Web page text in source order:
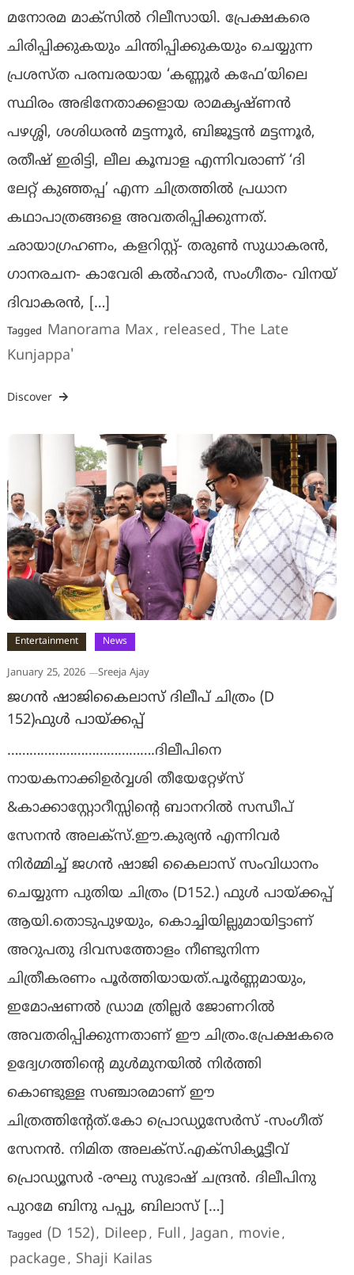
മനോരമ മാക്‌സില്‍ റിലീസായി. പ്രേക്ഷകരെ
ചിരിപ്പിക്കുകയും ചിന്തിപ്പിക്കുകയും ചെയ്യുന്ന
പ്രശസ്ത പരമ്പരയായ ‘കണ്ണൂര്‍ കഫേ’യിലെ
സ്ഥിരം അഭിനേതാക്കളായ രാമകൃഷ്ണന്‍
പഴശ്ശി, ശശിധരന്‍ മട്ടന്നൂര്‍, ബിജൂട്ടന്‍ മട്ടന്നൂര്‍,
രതീഷ് ഇരിട്ടി, ലീല കൂമ്പാള എന്നിവരാണ് ‘ദി
ലേറ്റ് കുഞ്ഞപ്പ’ എന്ന ചിത്രത്തില്‍ പ്രധാന
കഥാപാത്രങ്ങളെ അവതരിപ്പിക്കുന്നത്.
ഛായാഗ്രഹണം, കളറിസ്റ്റ്- തരുണ്‍ സുധാകരന്‍,
ഗാനരചന- കാവേരി കല്‍ഹാര്‍, സംഗീതം- വിനയ്
ദിവാകരന്‍, […]
Tagged Manorama Max , released , The Late
Kunjappa'
Discover
Entertainment News
January 25, 2026 Sreeja Ajay
ജഗൻ ഷാജികൈലാസ് ദിലീപ് ചിത്രം (D
152)ഫുൾ പായ്ക്കപ്പ്
………………………………….ദിലീപിനെ
നായകനാക്കിഉർവ്വശി തീയേറ്റേഴ്സ്
&കാക്കാസ്റ്റോറീസ്സിൻ്റെ ബാനറിൽ സന്ധീപ്
സേനൻ അലക്സ്.ഈ.കുര്യൻ എന്നിവർ
നിർമ്മിച്ച് ജഗൻ ഷാജി കൈലാസ് സംവിധാനം
ചെയ്യുന്ന പുതിയ ചിത്രം (D152.) ഫുൾ പായ്ക്കപ്പ്
ആയി.തൊടുപുഴയും, കൊച്ചിയില്ലുമായിട്ടാണ്
അറുപതു ദിവസത്തോളം നീണ്ടുനിന്ന
ചിത്രീകരണം പൂർത്തിയായത്.പൂർണ്ണമായും,
ഇമോഷണൽ ഡ്രാമ ത്രില്ലർ ജോണറിൽ
അവതരിപ്പിക്കുന്നതാണ് ഈ ചിത്രം.പ്രേക്ഷകരെ
ഉദ്വേഗത്തിൻ്റെ മുൾമുനയിൽ നിർത്തി
കൊണ്ടുള്ള സഞ്ചാരമാണ് ഈ
ചിത്രത്തിൻ്റേത്.കോ പ്രൊഡ്യുസേർസ് -സംഗീത്
സേനൻ. നിമിത അലക്സ്‌.എക്സിക്യൂട്ടീവ്
പ്രൊഡ്യൂസർ -രഘു സുഭാഷ് ചന്ദ്രൻ. ദിലീപിനു
പുറമേ ബിനു പപ്പു, ബിലാസ് […]
Tagged (D 152), Dileep , Full , Jagan , movie,
package, Shaji Kailas